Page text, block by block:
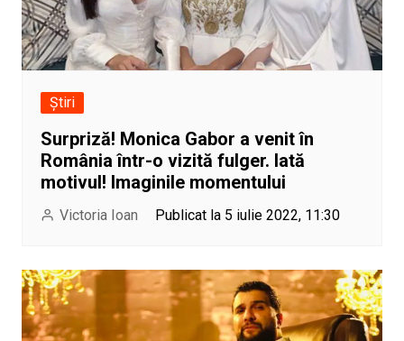
Știri
Surpriză! Monica Gabor a venit în
România într-o vizită fulger. Iată
motivul! Imaginile momentului
Victoria Ioan Publicat la 5 iulie 2022, 11:30